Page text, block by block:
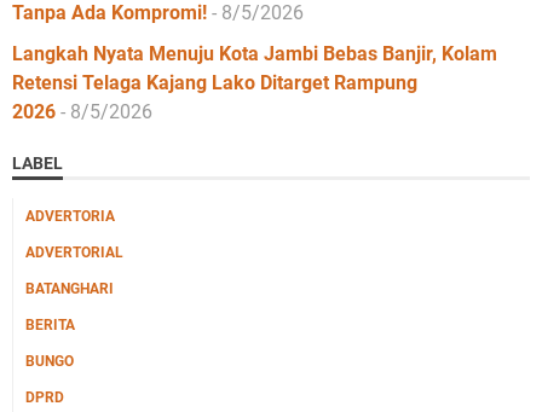
Tanpa Ada Kompromi! - 8/5/2026
Langkah Nyata Menuju Kota Jambi Bebas Banjir, Kolam
Retensi Telaga Kajang Lako Ditarget Rampung
2026 - 8/5/2026
LABEL
ADVERTORIA
ADVERTORIAL
BATANGHARI
BERITA
BUNGO
DPRD